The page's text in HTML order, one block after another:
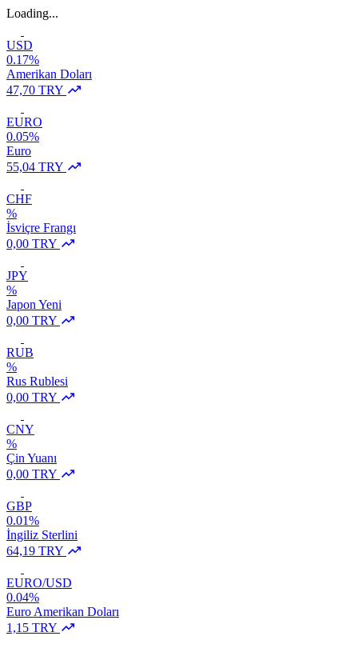
Loading...
USD
0.17%
Amerikan Doları
47,70 TRY
EURO
0.05%
Euro
55,04 TRY
CHF
%
İsviçre Frangı
0,00 TRY
JPY
%
Japon Yeni
0,00 TRY
RUB
%
Rus Rublesi
0,00 TRY
CNY
%
Çin Yuanı
0,00 TRY
GBP
0.01%
İngiliz Sterlini
64,19 TRY
EURO/USD
0.04%
Euro Amerikan Doları
1,15 TRY